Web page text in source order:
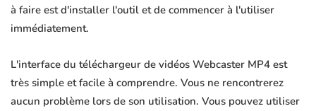
à faire est d'installer l'outil et de commencer à l'utiliser
immédiatement.
L'interface du téléchargeur de vidéos Webcaster MP4 est
très simple et facile à comprendre. Vous ne rencontrerez
aucun problème lors de son utilisation. Vous pouvez utiliser